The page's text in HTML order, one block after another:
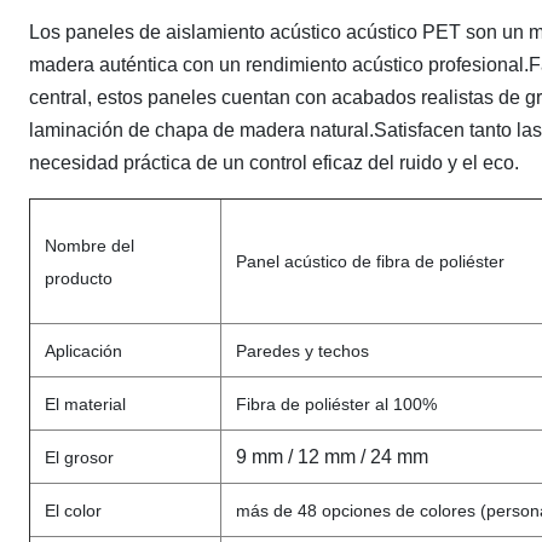
Los paneles de aislamiento acústico acústico PET son un
madera auténtica con un rendimiento acústico
central, estos paneles cuentan con acabados realistas de
laminación de chapa de madera natural.Satisfacen tanto
necesidad práctica de un control eficaz del ruido y el eco.
Nombre del
producto
Panel acústico de fibra de poliéster
Aplicación Paredes y techos
El material Fibra de poliéster al 100%
El grosor 9 mm / 12 mm / 24 mm
El color más de 48 opciones de colores